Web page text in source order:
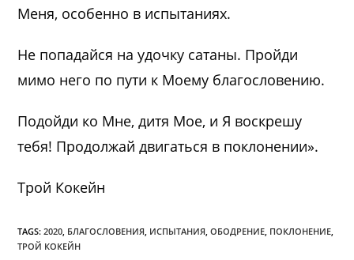
Меня, особенно в испытаниях.
Не попадайся на удочку сатаны. Пройди
мимо него по пути к Моему благословению.
Подойди ко Мне, дитя Мое, и Я воскрешу
тебя! Продолжай двигаться в поклонении».
Трой Кокейн
TAGS:2020, БЛАГОСЛОВЕНИЯ, ИСПЫТАНИЯ, ОБОДРЕНИЕ, ПОКЛОНЕНИЕ,
ТРОЙ КОКЕЙН